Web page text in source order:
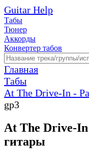
Guitar Help
Табы
Тюнер
Аккорды
Конвертер табов
Главная
Табы
At The Drive-In -
gp3
At The Drive-
гитары